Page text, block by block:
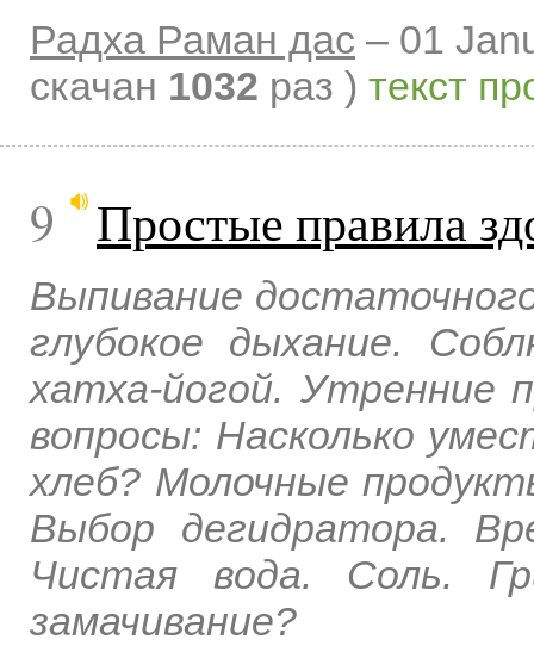
Радха Раман дас – 01
скачан 1032 раз ) текст
9 Простые правила
Выпивание
глубокое дыхание.
хатха-йогой. Утренние
вопросы: Насколько
хлеб? Молочные
Выбор дегидратора.
Чистая вода. Соль.
замачивание?